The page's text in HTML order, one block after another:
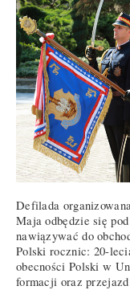
Defilada
Maja odbędzie się
nawiązywać do
Polski rocznic: 20-
obecności Polski w
formacji oraz